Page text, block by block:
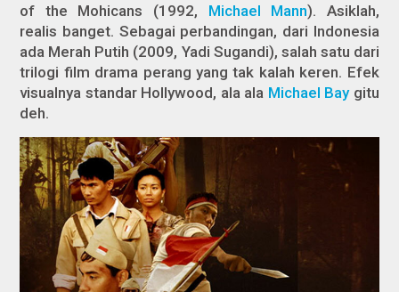
of the Mohicans (1992, Michael Mann). Asiklah,
realis banget. Sebagai perbandingan, dari Indonesia
ada Merah Putih (2009, Yadi Sugandi), salah satu dari
trilogi film drama perang yang tak kalah keren. Efek
visualnya standar Hollywood, ala ala Michael Baygitu
deh.